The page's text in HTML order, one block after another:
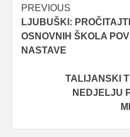
Post
navigation
PREVIOUS
LJUBUŠKI:
OSNOVNIH ŠKOLA
NASTAVE
TALIJANSKI
NEDJELJU